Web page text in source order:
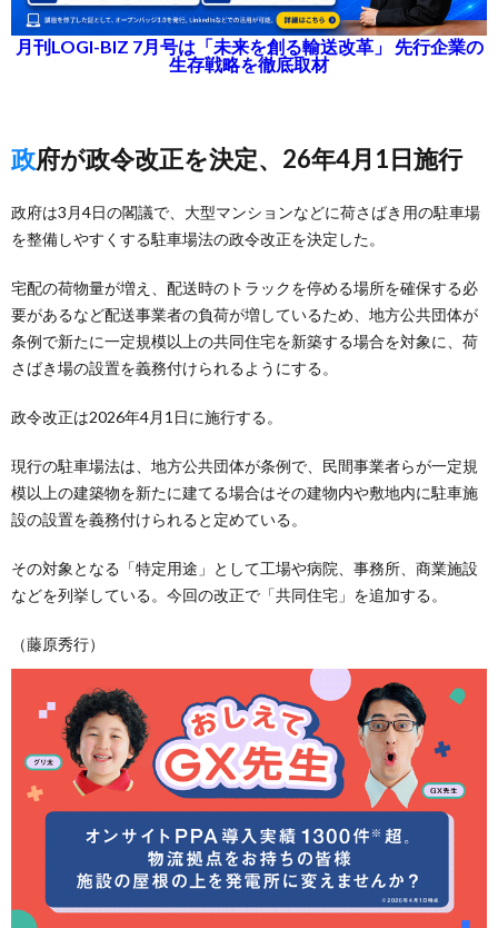
月刊LOGI-BIZ 7月号は「未来を創る輸送改革」 先行企業の
生存戦略を徹底取材
政府が政令改正を決定、26年4月1日施行
政府は3月4日の閣議で、大型マンションなどに荷さばき用の駐車場
を整備しやすくする駐車場法の政令改正を決定した。
宅配の荷物量が増え、配送時のトラックを停める場所を確保する必
要があるなど配送事業者の負荷が増しているため、地方公共団体が
条例で新たに一定規模以上の共同住宅を新築する場合を対象に、荷
さばき場の設置を義務付けられるようにする。
政令改正は2026年4月1日に施行する。
現行の駐車場法は、地方公共団体が条例で、民間事業者らが一定規
模以上の建築物を新たに建てる場合はその建物内や敷地内に駐車施
設の設置を義務付けられると定めている。
その対象となる「特定用途」として工場や病院、事務所、商業施設
などを列挙している。今回の改正で「共同住宅」を追加する。
（藤原秀行）